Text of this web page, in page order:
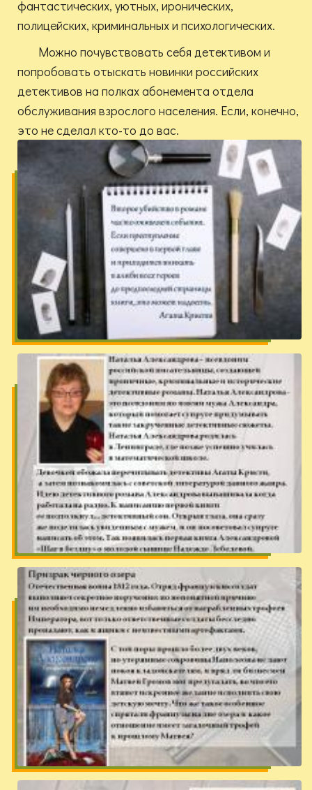
фантастических, уютных, иронических,
полицейских, криминальных и психологических.
Можно почувствовать себя детективом и
попробовать отыскать новинки российских
детективов на полках абонемента отдела
обслуживания взрослого населения. Если, конечно,
это не сделал кто-то до вас.